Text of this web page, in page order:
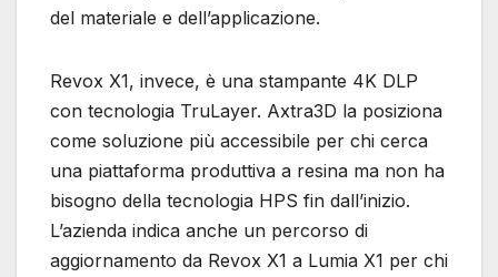
del materiale e dell’applicazione.
Revox X1, invece, è una stampante 4K DLP
con tecnologia TruLayer. Axtra3D la posiziona
come soluzione più accessibile per chi cerca
una piattaforma produttiva a resina ma non ha
bisogno della tecnologia HPS fin dall’inizio.
L’azienda indica anche un percorso di
aggiornamento da Revox X1 a Lumia X1 per chi